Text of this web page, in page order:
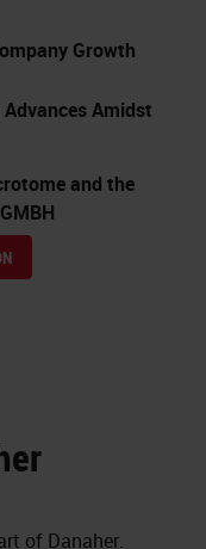
Growth
Amidst
and the
of Danaher.